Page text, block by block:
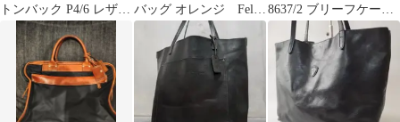
トンバック P4/6 レザー
ナイロン イタリア製
バッグ オレンジ Felisi
ショルダーバッグ
8637/2 ブリーフケー
ス ビジネスバッグ